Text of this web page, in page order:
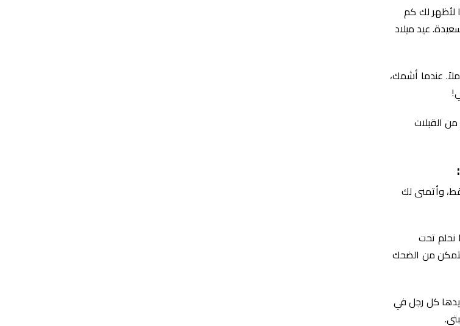
لأظهر لك كم
عيد ميلاد
عندما أشمك،
القبلات
:
وأتمنى لك
نحلم تحت
من الضحك
كل رجل في